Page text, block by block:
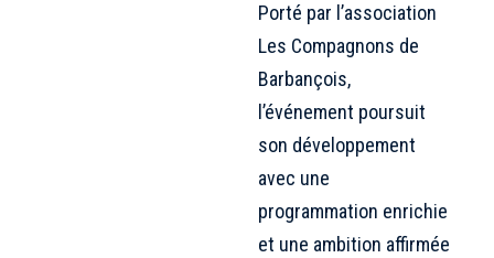
Porté par l’association
Les Compagnons de
Barbançois,
l’événement poursuit
son développement
avec une
programmation enrichie
et une ambition affirmée